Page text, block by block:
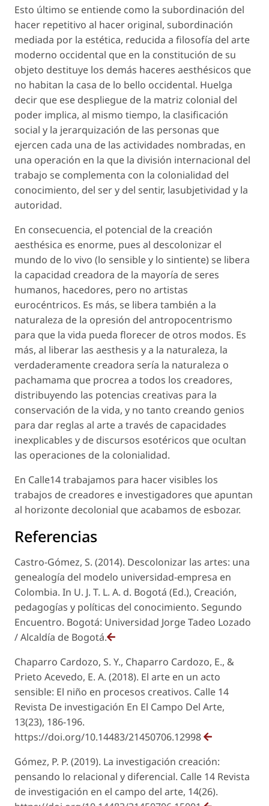
Esto último se entiende como la subordinación del
hacer repetitivo al hacer original, subordinación
mediada por la estética, reducida a filosofía del arte
moderno occidental que en la constitución de su
objeto destituye los demás haceres aesthésicos que
no habitan la casa de lo bello occidental. Huelga
decir que ese despliegue de la matriz colonial del
poder implica, al mismo tiempo, la clasificación
social y la jerarquización de las personas que
ejercen cada una de las actividades nombradas, en
una operación en la que la división internacional del
trabajo se complementa con la colonialidad del
conocimiento, del ser y del sentir, lasubjetividad y la
autoridad.
En consecuencia, el potencial de la creación
aesthésica es enorme, pues al descolonizar el
mundo de lo vivo (lo sensible y lo sintiente) se libera
la capacidad creadora de la mayoría de seres
humanos, hacedores, pero no artistas
eurocéntricos. Es más, se libera también a la
naturaleza de la opresión del antropocentrismo
para que la vida pueda florecer de otros modos. Es
más, al liberar las aesthesis y a la naturaleza, la
verdaderamente creadora sería la naturaleza o
pachamama que procrea a todos los creadores,
distribuyendo las potencias creativas para la
conservación de la vida, y no tanto creando genios
para dar reglas al arte a través de capacidades
inexplicables y de discursos esotéricos que ocultan
las operaciones de la colonialidad.
En Calle14 trabajamos para hacer visibles los
trabajos de creadores e investigadores que apuntan
al horizonte decolonial que acabamos de esbozar.
Referencias
Castro-Gómez, S. (2014). Descolonizar las artes: una
genealogía del modelo universidad-empresa en
Colombia. In U. J. T. L. A. d. Bogotá (Ed.), Creación,
pedagogías y políticas del conocimiento. Segundo
Encuentro. Bogotá: Universidad Jorge Tadeo Lozado
/ Alcaldía de Bogotá.
Chaparro Cardozo, S. Y., Chaparro Cardozo, E., &
Prieto Acevedo, E. A. (2018). El arte en un acto
sensible: El niño en procesos creativos. Calle 14
Revista De investigación En El Campo Del Arte,
13(23), 186-196.
https://doi.org/10.14483/21450706.12998
Gómez, P. P. (2019). La investigación creación:
pensando lo relacional y diferencial. Calle 14 Revista
de investigación en el campo del arte, 14(26).